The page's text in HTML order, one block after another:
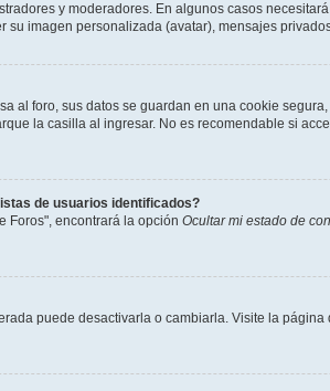
y moderadores. En algunos casos
imagen personalizada (avatar), mensajes
al foro, sus datos se guardan en una cookie
la casilla al ingresar. No es recomendable si
de usuarios identificados?
Foros", encontrará la opción Ocultar mi estado de
puede desactivarla o cambiarla. Visite la